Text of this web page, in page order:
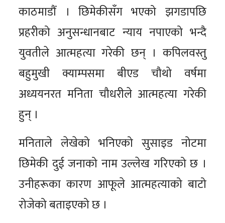
काठमाडौं । छिमेकीसँग भएको झगडापछि
प्रहरीको अनुसन्धानबाट न्याय नपाएको भन्दै
युवतीले आत्महत्या गरेकी छन् । कपिलवस्तु
बहुमुखी क्याम्पसमा बीएड चौथो वर्षमा
अध्ययनरत मनिता चौधरीले आत्महत्या गरेकी
हुन् ।
मनिताले लेखेको भनिएको सुसाइड नोटमा
छिमेकी दुई जनाको नाम उल्लेख गरिएको छ ।
उनीहरूका कारण आफूले आत्महत्याको बाटो
रोजेको बताइएको छ ।